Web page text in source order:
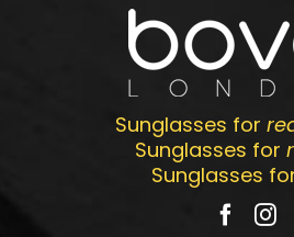
Sunglasses for
Sunglasses for
Sunglasses